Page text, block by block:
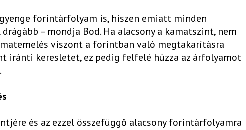
forintárfolyam is, hiszen emiatt minden
– mondja Bod. Ha alacsony a kamatszint, nem
viszont a forintban való megtakarításra
iránti keresletet, ez pedig felfelé húzza az árfolyamot
és az ezzel összefüggő alacsony forintárfolyamra